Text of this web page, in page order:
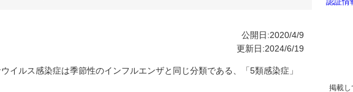
公開日:2020/4/9
更新日:2024/6/19
イルス感染症は季節性のインフルエンザと同じ分類である、「5類感染症」
掲載し